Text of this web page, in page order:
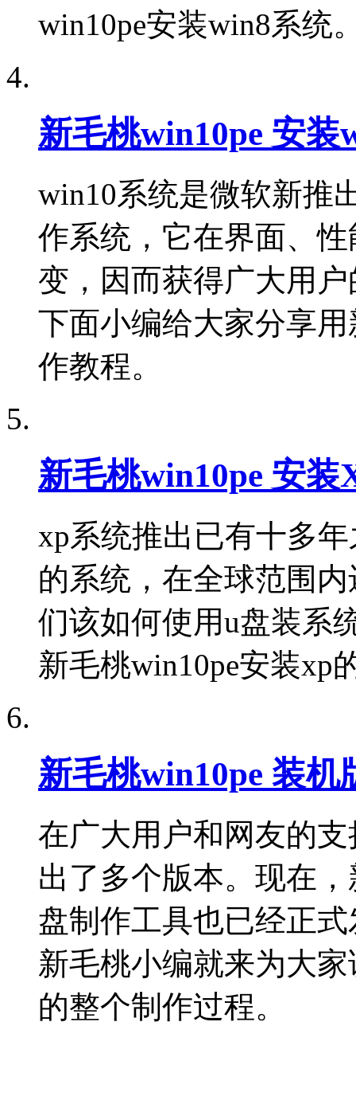
win10pe安装win8系统
新毛桃win10pe 安装
win10系统是微软新推
作系统，它在界面、
变，因而获得广大用
下面小编给大家分享
作教程。
新毛桃win10pe 安装
xp系统推出已有十多
的系统，在全球范围
们该如何使用u盘装系
新毛桃win10pe安装xp
新毛桃win10pe 装机
在广大用户和网友的
出了多个版本。现在
盘制作工具也已经正
新毛桃小编就来为大
的整个制作过程。